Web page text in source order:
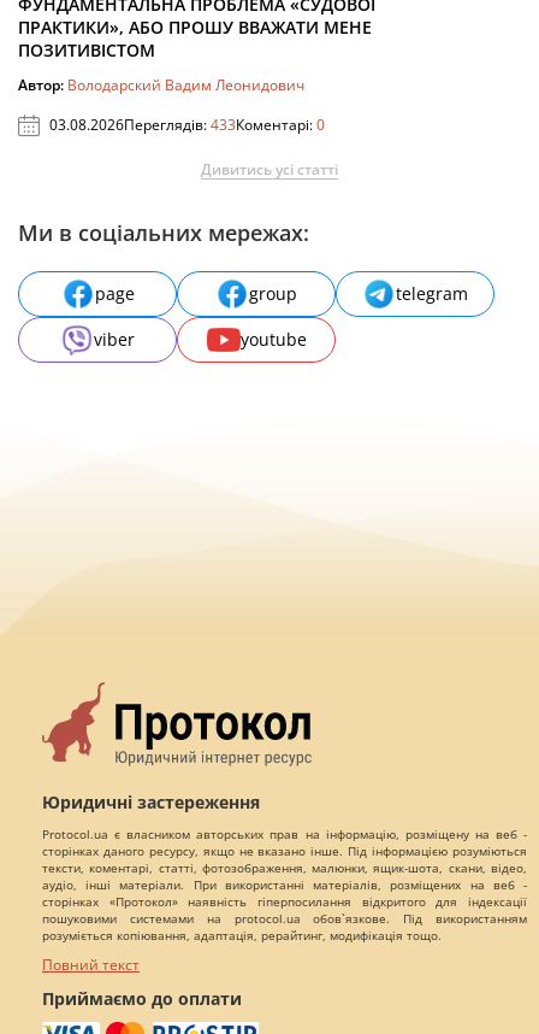
ПРАКТИКИ», АБО ПРОШУ ВВАЖАТИ МЕНЕ
ПОЗИТИВІСТОМ
Автор: Володарский Вадим Леонидович
03.08.2026Переглядів:433Коментарі:0
Дивитись усі статті
Ми в соціальних мережах:
page group
telegram
viber
youtube
Юридичні застереження
Protocol.ua є власником авторських прав на інформацію, розміщену на веб -
сторінках даного ресурсу, якщо не вказано інше. Під інформацією розуміються
тексти, коментарі, статті, фотозображення, малюнки, ящик-шота, скани, відео,
аудіо, інші матеріали. При використанні матеріалів, розміщених на веб -
сторінках «Протокол» наявність гіперпосилання відкритого для індексації
пошуковими системами на protocol.ua обов`язкове. Під використанням
розуміється копіювання, адаптація, рерайтинг, модифікація тощо.
Повний текст
Приймаємо до оплати